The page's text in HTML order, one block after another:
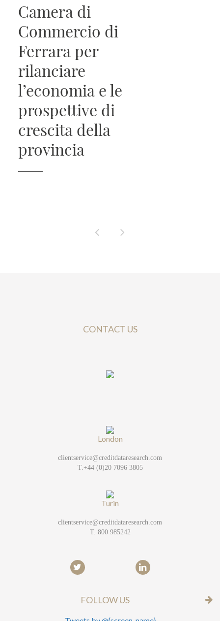
Camera di
Commercio di
Ferrara per
rilanciare
l’economia e le
prospettive di
crescita della
provincia
CONTACT US
London
clientservice@creditdataresearch.com
T.+44 (0)20 7096 3805
Turin
clientservice@creditdataresearch.com
T. 800 985242
FOLLOW US